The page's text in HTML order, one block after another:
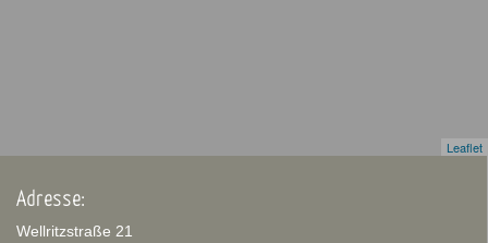
Leaflet
Adresse:
Wellritzstraße 21